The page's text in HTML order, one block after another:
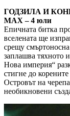
ГОДЗИЛА И
MAX – 4 юли
Епичната битка
вселената ще
срещу смъртоносна
заплашва тяхното
Нова империя“
стигне до
Островът на
необикновени